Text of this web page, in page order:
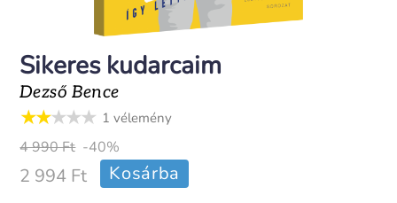
Sikeres kudarcaim
Dezső Bence
1 vélemény
4 990 Ft-40%
2 994 Ft Kosárba